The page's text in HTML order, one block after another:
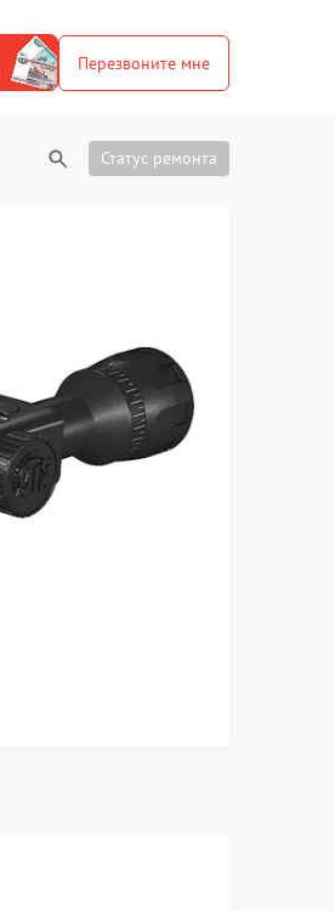
Перезвоните мне
Статус ремонта